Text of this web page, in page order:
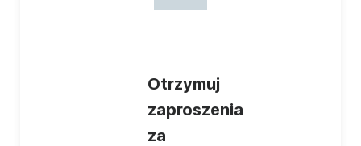
Otrzymuj
zaproszenia
za